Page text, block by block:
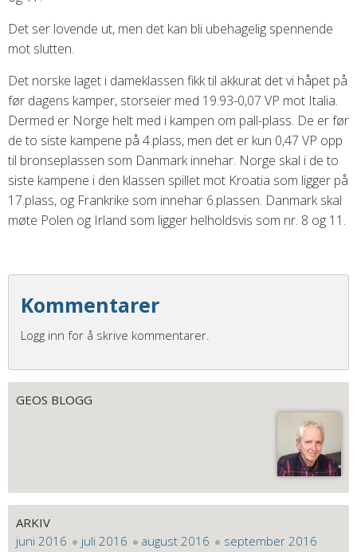
Det ser lovende ut, men det kan bli ubehagelig spennende
mot slutten.
Det norske laget i dameklassen fikk til akkurat det vi håpet på
før dagens kamper, storseier med 19.93-0,07 VP mot Italia.
Dermed er Norge helt med i kampen om pall-plass. De er før
de to siste kampene på 4.plass, men det er kun 0,47 VP opp
til bronseplassen som Danmark innehar. Norge skal i de to
siste kampene i den klassen spillet mot Kroatia som ligger på
17.plass, og Frankrike som innehar 6.plassen. Danmark skal
møte Polen og Irland som ligger helholdsvis som nr. 8 og 11.
Kommentarer
Logg inn for å skrive kommentarer.
GEOS BLOGG
ARKIV
juni 2016
juli 2016 august 2016
september 2016